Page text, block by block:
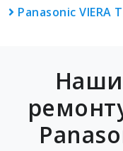
Panasonic VIERA
Наши